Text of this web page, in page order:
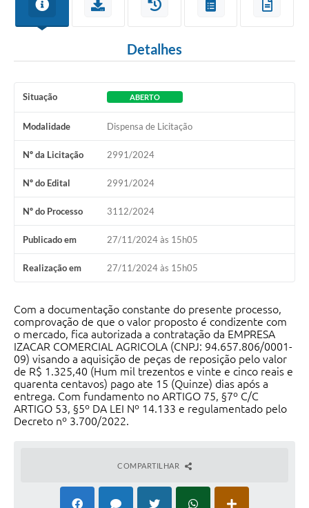
Ouvidoria
Contato
Ramais
Relação de Medicamentos
Carta de Serviços
Relatório Ouvidoria 2021
Relatório Ouvidoria 2022
Relatório Ouvidoria 2024
Negócios
Detalhes
Situação ABERTO
Modalidade Dispensa de Licitação
Nº da Licitação 2991/2024
Nº do Edital 2991/2024
Nº do Processo 3112/2024
Publicado em 27/11/2024 às 15h05
Realização em 27/11/2024 às 15h05
Com a documentação constante do presente processo,
comprovação de que o valor proposto é condizente com
o mercado, fica autorizada a contratação da EMPRESA
IZACAR COMERCIAL AGRICOLA (CNPJ: 94.657.806/0001-
09) visando a aquisição de peças de reposição pelo valor
de R$ 1.325,40 (Hum mil trezentos e vinte e cinco reais e
quarenta centavos) pago ate 15 (Quinze) dias após a
entrega. Com fundamento no ARTIGO 75, §7º C/C
ARTIGO 53, §5º DA LEI Nº 14.133 e regulamentado pelo
Decreto nº 3.700/2022.
COMPARTILHAR